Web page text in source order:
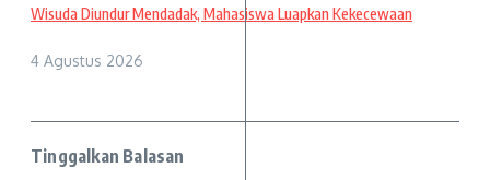
Wisuda Diundur Mendadak, Mahasiswa Luapkan Kekecewaan
4 Agustus 2026
Tinggalkan Balasan